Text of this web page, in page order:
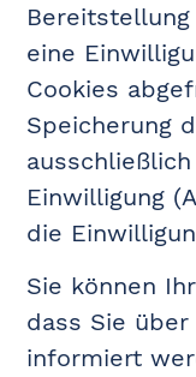
eine
Cookies
Speicherung
Einwilligung
die
Sie können
dass Sie
informiert